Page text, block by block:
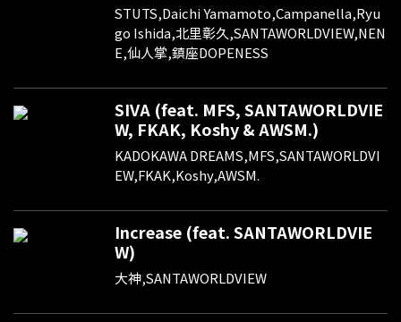
STUTS,Daichi Yamamoto,Campanella,Ryu
go Ishida,北里彰久,SANTAWORLDVIEW,NEN
E,仙人掌,鎮座DOPENESS
SIVA (feat. MFS, SANTAWORLDVIE
W, FKAK, Koshy & AWSM.)
KADOKAWA DREAMS,MFS,SANTAWORLDVI
EW,FKAK,Koshy,AWSM.
Increase (feat. SANTAWORLDVIE
W)
大神,SANTAWORLDVIEW